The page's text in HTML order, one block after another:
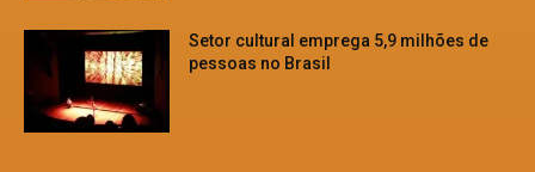
Setor cultural emprega 5,9 milhões de
pessoas no Brasil